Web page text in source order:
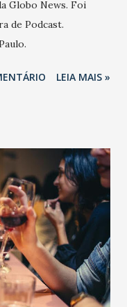
Globo News. Foi
de Podcast.
LEIA MAIS »